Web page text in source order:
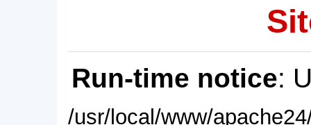
Run-time notice:
/usr/local/www/